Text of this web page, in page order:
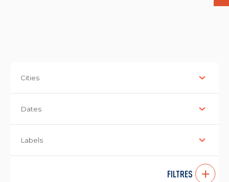
Cities
Dates
Labels
FILTRES